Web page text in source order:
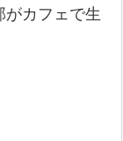
がカフェで生